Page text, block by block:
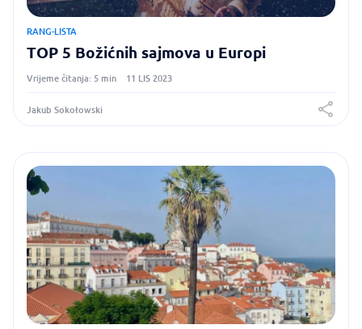
RANG-LISTA
TOP 5 Božićnih sajmova u Europi
Vrijeme čitanja: 5 min 11 LIS 2023
Jakub Sokołowski